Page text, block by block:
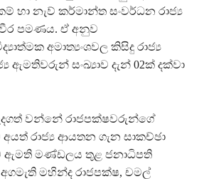
හා නැව් කර්මාන්ත සංවර්ධන රාජ්‍ය
පමණය. ඒ අනුව
අමාත්‍යංශවල කිසිදු රාජ්‍ය
ඇමතිවරුන් සංඛ්‍යාව දැන් 02ක් දක්වා
වන්නේ රාජපක්ෂවරුන්ගේ
රාජ්‍ය ආයතන ගැන සාකච්ඡා
ඇමති මණ්ඩලය තුළ ජනාධිපති
මහින්ද රාජපක්ෂ, චමල්